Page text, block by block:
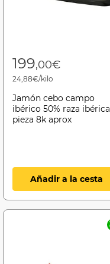
199,00€
24,88€/kilo
Jamón cebo campo
ibérico 50% raza ibérica
pieza 8k aprox
Añadir a la cesta